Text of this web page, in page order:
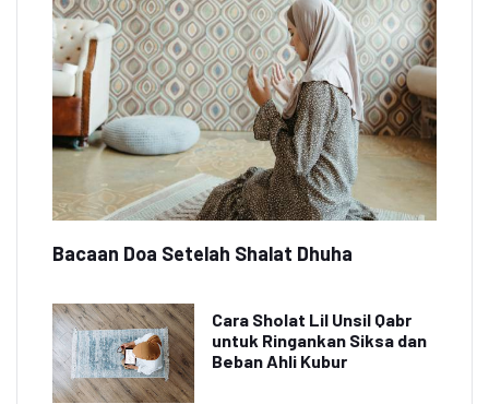
Bacaan Doa Setelah Shalat Dhuha
Cara Sholat Lil Unsil Qabr
untuk Ringankan Siksa dan
Beban Ahli Kubur